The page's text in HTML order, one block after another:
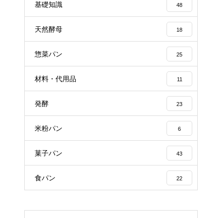
基礎知識 48
天然酵母 18
惣菜パン 25
材料・代用品 11
発酵 23
米粉パン 6
菓子パン 43
食パン 22